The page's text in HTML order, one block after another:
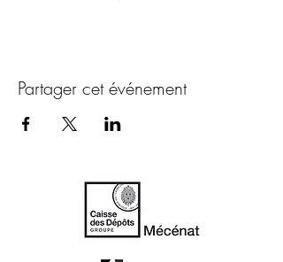
Partager cet événement